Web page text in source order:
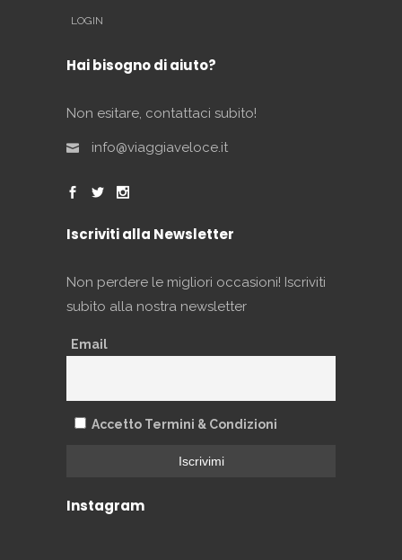
LOGIN
Hai bisogno di aiuto?
Non esitare, contattaci subito!
info@viaggiaveloce.it
Iscriviti alla Newsletter
Non perdere le migliori occasioni! Iscriviti
subito alla nostra newsletter
Email
Accetto Termini & Condizioni
Instagram